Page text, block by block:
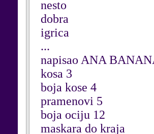
nesto
dobra
igrica
...
napisao ANA
kosa 3
boja kose 4
pramenovi 5
boja ociju 12
maskara do kraja